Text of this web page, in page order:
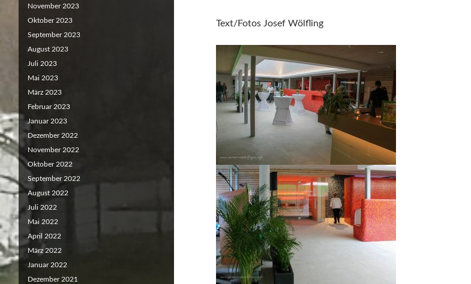
Text/Fotos Josef Wölfling
November 2023
Oktober 2023
September 2023
August 2023
Juli 2023
Mai 2023
März 2023
Februar 2023
Januar 2023
Dezember 2022
November 2022
Oktober 2022
September 2022
August 2022
Juli 2022
Mai 2022
April 2022
März 2022
Januar 2022
Dezember 2021